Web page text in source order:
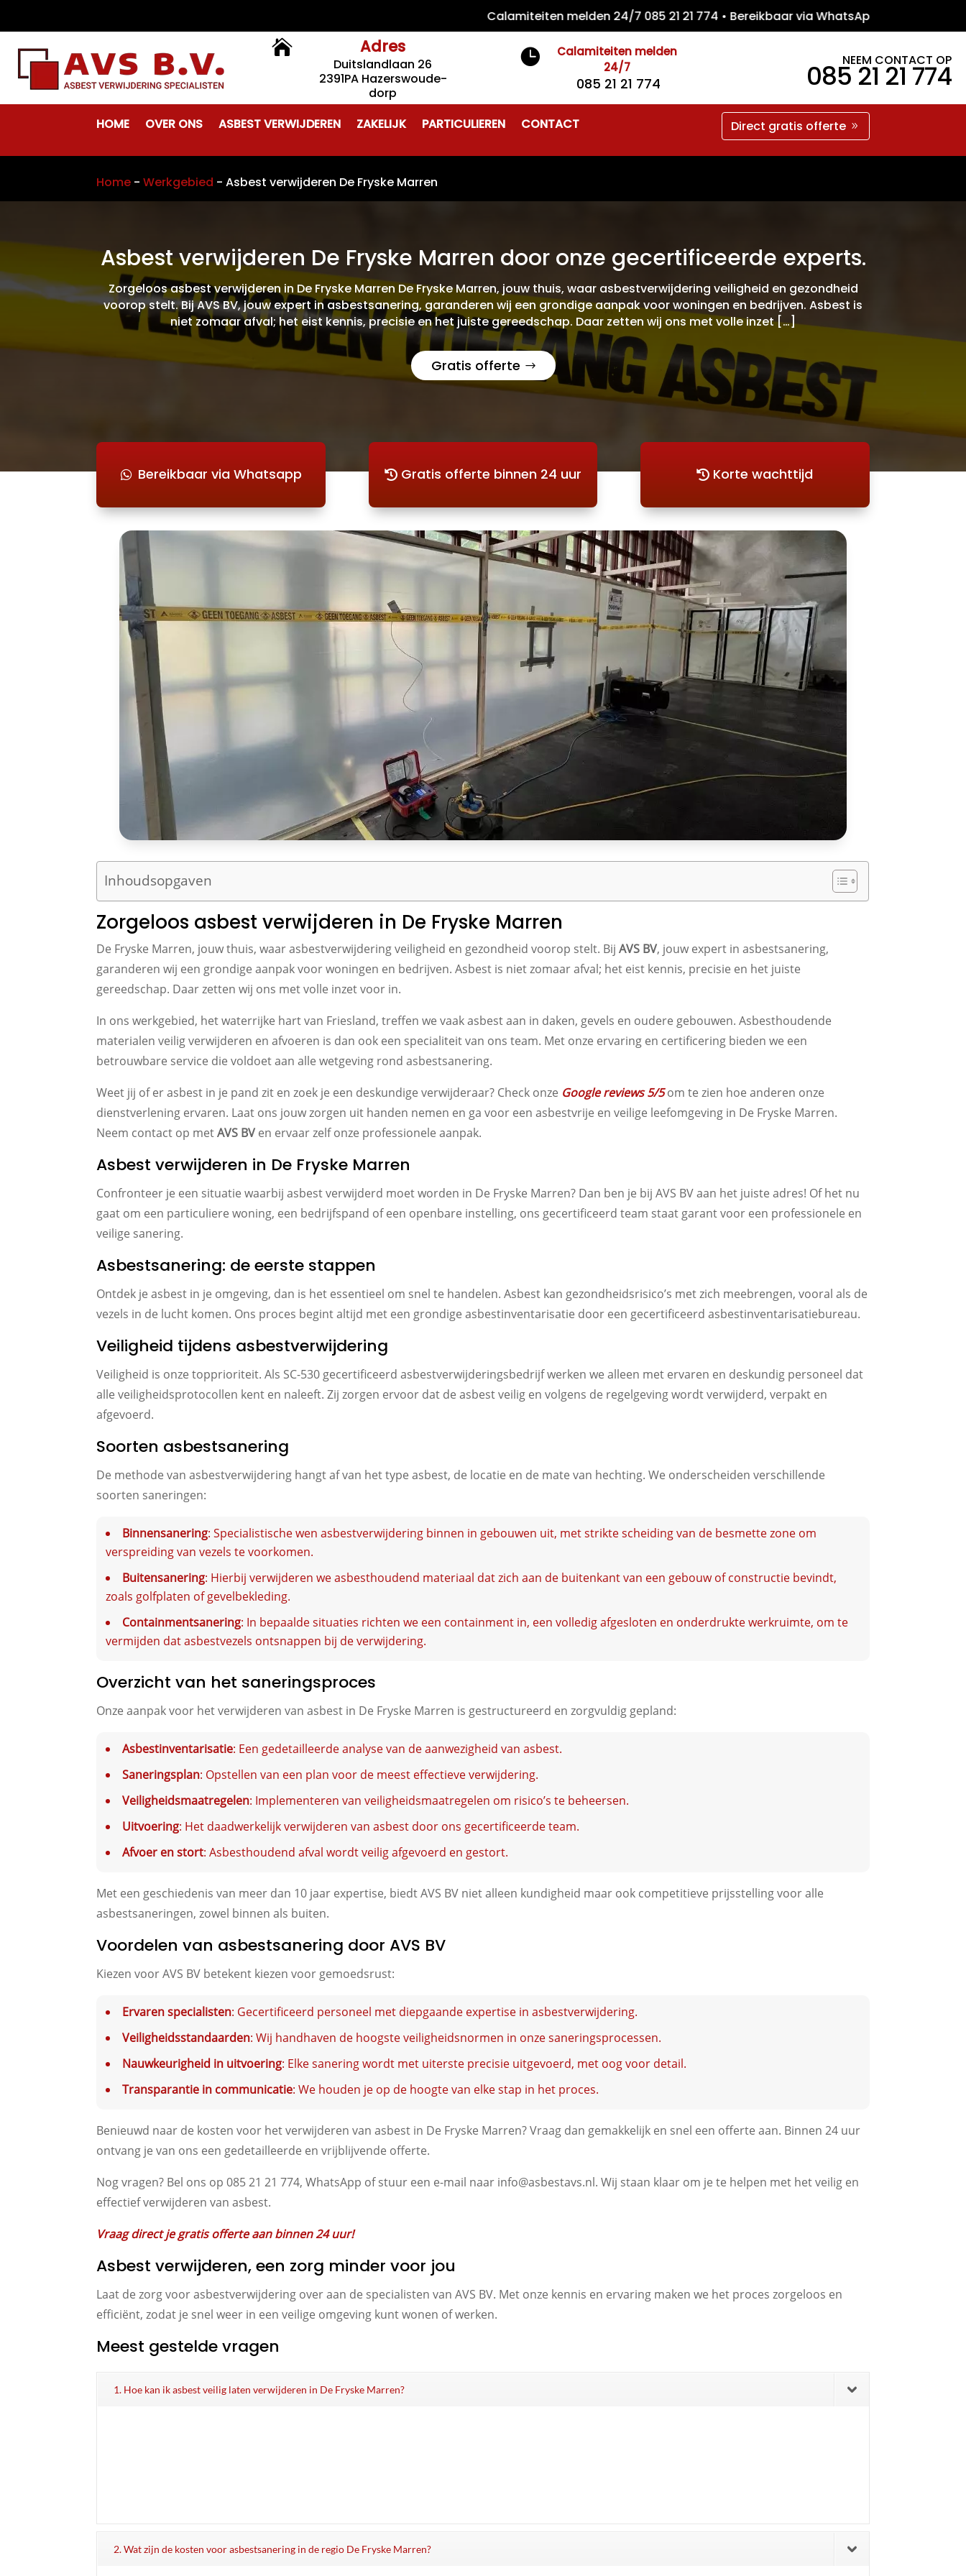
Calamiteiten melden 24/7 085 21 21 774 • Bereikbaar via WhatsApp •
 Adres
Duitslandlaan 26
2391PA Hazerswoude-
dorp

Calamiteiten melden
24/7
085 21 21 774
NEEM CONTACT OP
085 21 21 774
HOME OVER ONS ASBEST VERWIJDEREN ZAKELIJK PARTICULIEREN CONTACT Direct gratis offerte
Home -Werkgebied -Asbest verwijderen De Fryske Marren
Asbest verwijderen De Fryske Marren door onze gecertificeerde experts.
Zorgeloos asbest verwijderen in De Fryske Marren De Fryske Marren, jouw thuis, waar asbestverwijdering veiligheid en gezondheid
voorop stelt. Bij AVS BV, jouw expert in asbestsanering, garanderen wij een grondige aanpak voor woningen en bedrijven. Asbest is
niet zomaar afval; het eist kennis, precisie en het juiste gereedschap. Daar zetten wij ons met volle inzet […]
Gratis offerte
Bereikbaar via Whatsapp Gratis offerte binnen 24 uur Korte wachttijd
Inhoudsopgaven
Zorgeloos asbest verwijderen in De Fryske Marren
De Fryske Marren, jouw thuis, waar asbestverwijdering veiligheid en gezondheid voorop stelt. BijAVS BV, jouw expert in asbestsanering,
garanderen wij een grondige aanpak voor woningen en bedrijven. Asbest is niet zomaar afval; het eist kennis, precisie en het juiste
gereedschap. Daar zetten wij ons met volle inzet voor in.
In ons werkgebied, het waterrijke hart van Friesland, treffen we vaak asbest aan in daken, gevels en oudere gebouwen. Asbesthoudende
materialen veilig verwijderen en afvoeren is dan ook een specialiteit van ons team. Met onze ervaring en certificering bieden we een
betrouwbare service die voldoet aan alle wetgeving rond asbestsanering.
Weet jij of er asbest in je pand zit en zoek je een deskundige verwijderaar? Check onze Google reviews 5/5om te zien hoe anderen onze
dienstverlening ervaren. Laat ons jouw zorgen uit handen nemen en ga voor een asbestvrije en veilige leefomgeving in De Fryske Marren.
Neem contact op metAVS BV en ervaar zelf onze professionele aanpak.
Asbest verwijderen in De Fryske Marren
Confronteer je een situatie waarbij asbest verwijderd moet worden in De Fryske Marren? Dan ben je bij AVS BV aan het juiste adres! Of het nu
gaat om een particuliere woning, een bedrijfspand of een openbare instelling, ons gecertificeerd team staat garant voor een professionele en
veilige sanering.
Asbestsanering: de eerste stappen
Ontdek je asbest in je omgeving, dan is het essentieel om snel te handelen. Asbest kan gezondheidsrisico’s met zich meebrengen, vooral als de
vezels in de lucht komen. Ons proces begint altijd met een grondige asbestinventarisatie door een gecertificeerd asbestinventarisatiebureau.
Veiligheid tijdens asbestverwijdering
Veiligheid is onze topprioriteit. Als SC-530 gecertificeerd asbestverwijderingsbedrijf werken we alleen met ervaren en deskundig personeel dat
alle veiligheidsprotocollen kent en naleeft. Zij zorgen ervoor dat de asbest veilig en volgens de regelgeving wordt verwijderd, verpakt en
afgevoerd.
Soorten asbestsanering
De methode van asbestverwijdering hangt af van het type asbest, de locatie en de mate van hechting. We onderscheiden verschillende
soorten saneringen:
Binnensanering: Specialistische wen asbestverwijdering binnen in gebouwen uit, met strikte scheiding van de besmette zone om
verspreiding van vezels te voorkomen.
Buitensanering: Hierbij verwijderen we asbesthoudend materiaal dat zich aan de buitenkant van een gebouw of constructie bevindt,
zoals golfplaten of gevelbekleding.
Containmentsanering: In bepaalde situaties richten we een containment in, een volledig afgesloten en onderdrukte werkruimte, om te
vermijden dat asbestvezels ontsnappen bij de verwijdering.
Overzicht van het saneringsproces
Onze aanpak voor het verwijderen van asbest in De Fryske Marren is gestructureerd en zorgvuldig gepland:
Asbestinventarisatie: Een gedetailleerde analyse van de aanwezigheid van asbest.
Saneringsplan: Opstellen van een plan voor de meest effectieve verwijdering.
Veiligheidsmaatregelen: Implementeren van veiligheidsmaatregelen om risico’s te beheersen.
Uitvoering: Het daadwerkelijk verwijderen van asbest door ons gecertificeerde team.
Afvoer en stort: Asbesthoudend afval wordt veilig afgevoerd en gestort.
Met een geschiedenis van meer dan 10 jaar expertise, biedt AVS BV niet alleen kundigheid maar ook competitieve prijsstelling voor alle
asbestsaneringen, zowel binnen als buiten.
Voordelen van asbestsanering door AVS BV
Kiezen voor AVS BV betekent kiezen voor gemoedsrust:
Ervaren specialisten: Gecertificeerd personeel met diepgaande expertise in asbestverwijdering.
Veiligheidsstandaarden: Wij handhaven de hoogste veiligheidsnormen in onze saneringsprocessen.
Nauwkeurigheid in uitvoering: Elke sanering wordt met uiterste precisie uitgevoerd, met oog voor detail.
Transparantie in communicatie: We houden je op de hoogte van elke stap in het proces.
Benieuwd naar de kosten voor het verwijderen van asbest in De Fryske Marren? Vraag dan gemakkelijk en snel een offerte aan. Binnen 24 uur
ontvang je van ons een gedetailleerde en vrijblijvende offerte.
Nog vragen? Bel ons op 085 21 21 774, WhatsApp of stuur een e-mail naar info@asbestavs.nl. Wij staan klaar om je te helpen met het veilig en
effectief verwijderen van asbest.
Vraag direct je gratis offerte aan binnen 24 uur!
Asbest verwijderen, een zorg minder voor jou
Laat de zorg voor asbestverwijdering over aan de specialisten van AVS BV. Met onze kennis en ervaring maken we het proces zorgeloos en
efficiënt, zodat je snel weer in een veilige omgeving kunt wonen of werken.
Meest gestelde vragen
1. Hoe kan ik asbest veilig laten verwijderen in De Fryske Marren?
2. Wat zijn de kosten voor asbestsanering in de regio De Fryske Marren?